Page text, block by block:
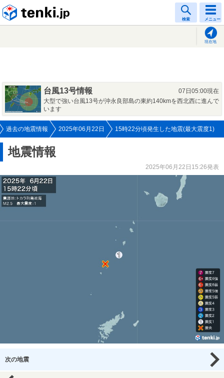
検索 メニュー
現在地
台風13号情報
07日05:00現在
大型で強い台風13号が沖永良部島の東約140kmを西北西に進んで
います
過去の地震情報 2025年06月22日 15時22分頃発生した地震(最大震度1)
地震情報
2025年06月22日15:26発表
次の地震